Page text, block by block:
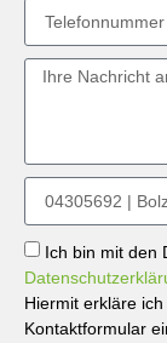
Ich bin mit den
Hiermit erkläre
Kontaktformular